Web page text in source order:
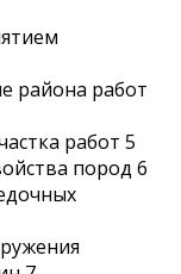
района работ
работ 5
пород 6